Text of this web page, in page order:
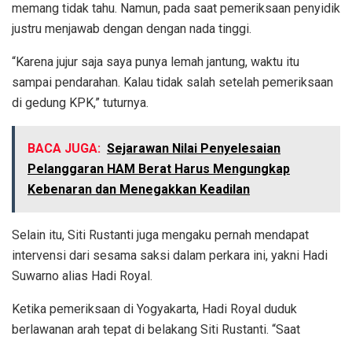
memang tidak tahu. Namun, pada saat pemeriksaan penyidik
justru menjawab dengan dengan nada tinggi.
“Karena jujur saja saya punya lemah jantung, waktu itu
sampai pendarahan. Kalau tidak salah setelah pemeriksaan
di gedung KPK,” tuturnya.
BACA JUGA: Sejarawan Nilai Penyelesaian
Pelanggaran HAM Berat Harus Mengungkap
Kebenaran dan Menegakkan Keadilan
Selain itu, Siti Rustanti juga mengaku pernah mendapat
intervensi dari sesama saksi dalam perkara ini, yakni Hadi
Suwarno alias Hadi Royal.
Ketika pemeriksaan di Yogyakarta, Hadi Royal duduk
berlawanan arah tepat di belakang Siti Rustanti. “Saat